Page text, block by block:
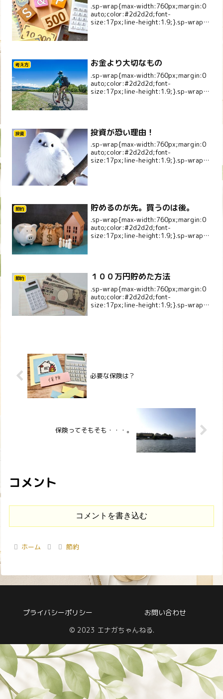
.sp-wrap{max-width:760px;margin:0
auto;color:#2d2d2d;font-
size:17px;line-height:1.9;}.sp-wrap
考え方 お金より大切なもの
.sp-wrap{max-width:760px;margin:0
auto;color:#2d2d2d;font-
size:17px;line-height:1.9;}.sp-wrap
投資 投資が恐い理由！
.sp-wrap{max-width:760px;margin:0
auto;color:#2d2d2d;font-
size:17px;line-height:1.9;}.sp-wrap
節約 貯めるのが先。買うのは後。
.sp-wrap{max-width:760px;margin:0
auto;color:#2d2d2d;font-
size:17px;line-height:1.9;}.sp-wrap
節約 １００万円貯めた方法
.sp-wrap{max-width:760px;margin:0
auto;color:#2d2d2d;font-
size:17px;line-height:1.9;}.sp-wrap
必要な保険は？
保険ってそもそも・・・。
コメント
コメントを書き込む
ホーム 節約
プライバシーポリシー
お問い合わせ
© 2023 エナガちゃんねる.